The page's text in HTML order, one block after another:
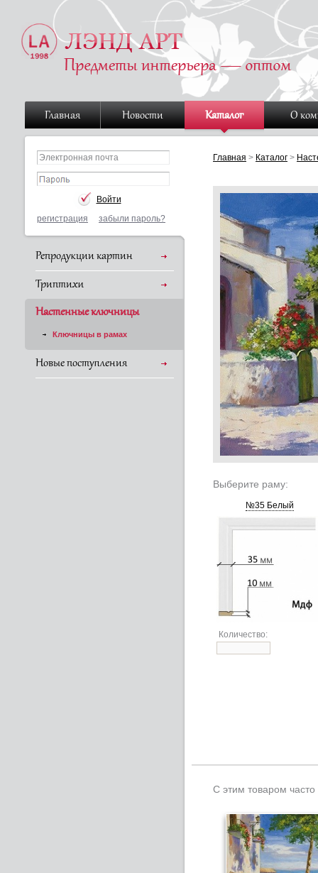
Главная Новости Каталог О
регистрация забыли пароль?
Репродукции картин
Триптихи
Настенные ключницы
Ключницы в рамах
Новые поступления
Главная > Каталог >
Выберите раму:
№35 Белый
Количество:
С этим товаром часто